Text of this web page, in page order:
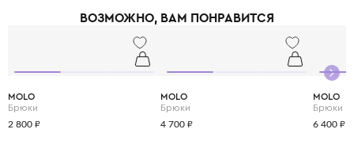
ВОЗМОЖНО, ВАМ ПОНРАВИТСЯ
MOLO
Брюки
2 800 ₽
MOLO
Брюки
4 700 ₽
MOLO
Брюки
6 400 ₽